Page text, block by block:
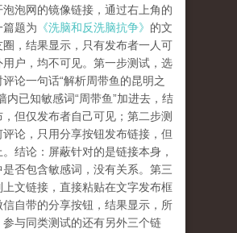
泡网的镜像链接，通过右上角的
篇题为 《洗脑和反洗脑抗争》 的文
，结果显示，只有发布者一人可
用户，均不可见。第一步测试，选
论一句话“解析周带鱼的昆明之
内已知敏感词“周带鱼”加进去，结
但仅发布者自己可见；第二步测
论，只用分享按钮发布链接，但
结论：屏蔽针对的是链接本身，
否包含敏感词，没有关系。第三
文链接，直接粘贴在文字发布框
信自带的分享按钮，结果显示，所
与同类测试的还有另外三个链